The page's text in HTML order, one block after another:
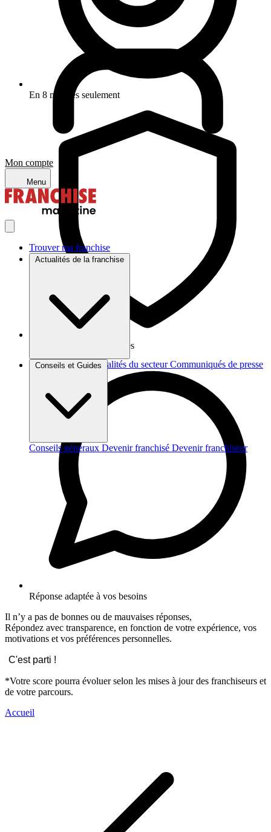
Mon compte
Menu
Trouver ma franchise
Actualités de la franchise
Brèves et actus Actualités du secteur Communiqués de presse
Conseils et Guides
Conseils généraux Devenir franchisé Devenir franchiseur
En 8 minutes seulement
Vos données sont protégées
Réponse adaptée à vos besoins
Il n’y a pas de bonnes ou de mauvaises réponses,
Répondez avec transparence, en fonction de votre expérience, vos
motivations et vos préférences personnelles.
C'est parti !
*Votre score pourra évoluer selon les mises à jour des franchiseurs et
de votre parcours.
Accueil